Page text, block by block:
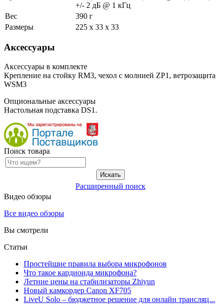
+/- 2 дБ @ 1 кГц
Вес
390 г
Размеры
225 x 33 x 33
Аксессуары
Аксессуары в комплекте
Крепление на стойку RM3, чехол с молнией ZP1, ветрозащита
WSM3
Опциональные аксессуары
Настольная подставка DS1.
Поиск товара
Расширенный поиск
Видео обзоры
Все видео обзоры
Вы смотрели
Статьи
Простейшие правила выбора микрофонов
Что такое кардиоида микрофона?
Летние цены на стабилизаторы Zhiyun
Новый камкордер Canon XF705
LiveU Solo – бюджетное решение для онлайн трансляц...